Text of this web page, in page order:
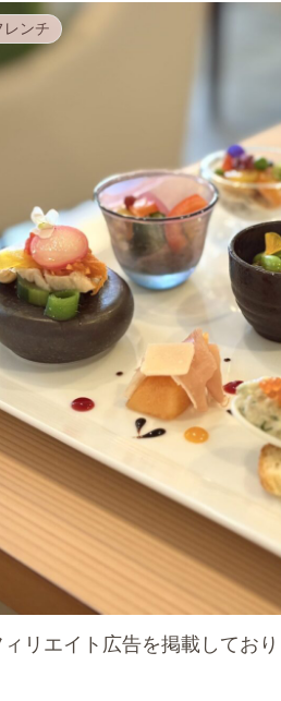
レンチ
リエイト広告を掲載してお